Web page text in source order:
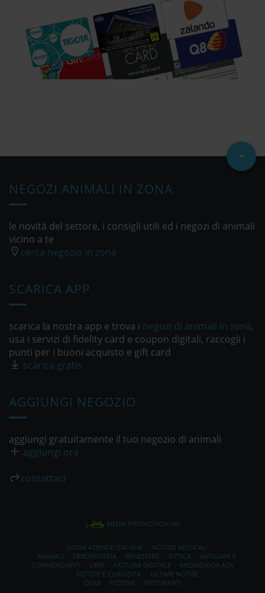
NEGOZI ANIMALI IN ZONA
le novità del settore, i consigli utili ed i negozi di animali
vicino a te
cerca negozio in zona
SCARICA APP
scarica la nostra app e trova i negozi di animali in zona,
usa i servizi di fidelity card e coupon digitali, raccogli i
punti per i buoni acquisto e gift card
scarica gratis
AGGIUNGI NEGOZIO
aggiungi gratuitamente il tuo negozio di animali
aggiungi ora
contattaci
MEDIA PROMOTION SRL
GUIDA AZIENDE ITALIANE
NOTIZIE MUSICALI
ANIMALI
ERBORISTERIA BENESSERE OTTICA
ARTIGIANI E
COMMERCIANTI
LIBRI FATTURA DIGITALE
MEDIADIBOX ADV
NOTIZIE E CURIOSITA'
ULTIME NOTIZE
OGGI
PIZZERIE RISTORANTI